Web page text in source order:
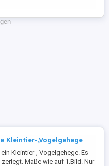
...
Kleintier-,Vogelgehege
Kleintier-, Vogelgehege. Es
Maße wie auf 1.Bild. Nur